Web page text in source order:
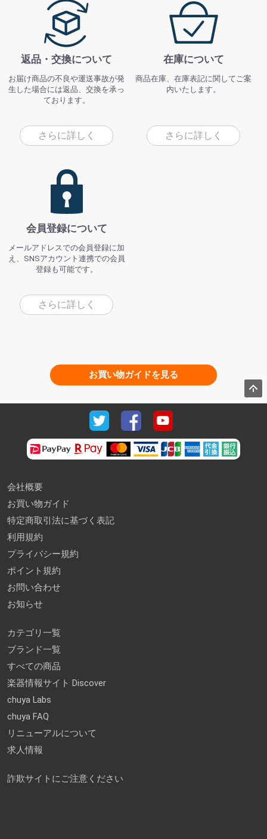
返品・交換について
お届け商品の不良や運送事故が発
生した場合には返品、交換を承っ
ております。
さらに詳しく
在庫について
商品在庫、在庫表記に関してご案
内いたします。
さらに詳しく
会員登録について
メールアドレスでの会員登録に加
え、SNSアカウント連携での会員
登録も可能です。
さらに詳しく
お買い物ガイドを見る
会社概要
お買い物ガイド
特定商取引法に基づく表記
利用規約
プライバシー規約
ポイント規約
お問い合わせ
お知らせ
カテゴリ一覧
ブランド一覧
すべての商品
楽器情報サイト Discover
chuya Labs
chuya FAQ
リニューアルについて
求人情報
詐欺サイトにご注意ください